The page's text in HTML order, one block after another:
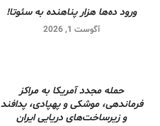
ورود ده‌ها هزار پناهنده به سئوتا!
آگوست 1, 2026
حمله مجدد آمریکا به مراکز
فرماندهی، موشکی و پهپادی، پدافند
و زیرساخت‌های دریایی ایران